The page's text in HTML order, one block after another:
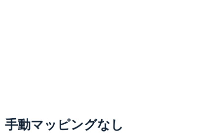
手動マッピングなし